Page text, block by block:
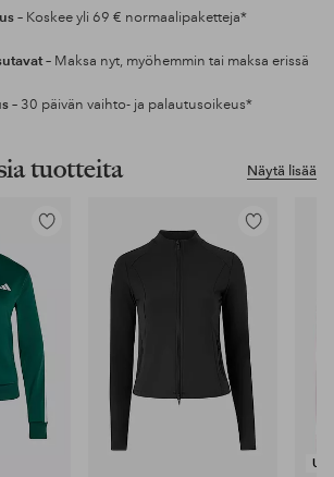
– Koskee yli 69 € normaalipaketteja*
– Maksa nyt, myöhemmin tai maksa erissä
– 30 päivän vaihto- ja palautusoikeus*
Näytä lisää
tuotteita
Lisää
Lisää